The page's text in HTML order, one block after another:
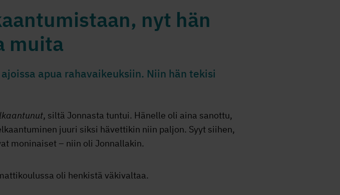
nyt hän
muita
apua rahavaikeuksiin. Niin hän tekisi
, siltä Jonnasta tuntui. Hänelle oli aina sanottu,
juuri siksi hävettikin niin paljon. Syyt siihen,
moninaiset – niin oli Jonnallakin.
oli henkistä väkivaltaa.